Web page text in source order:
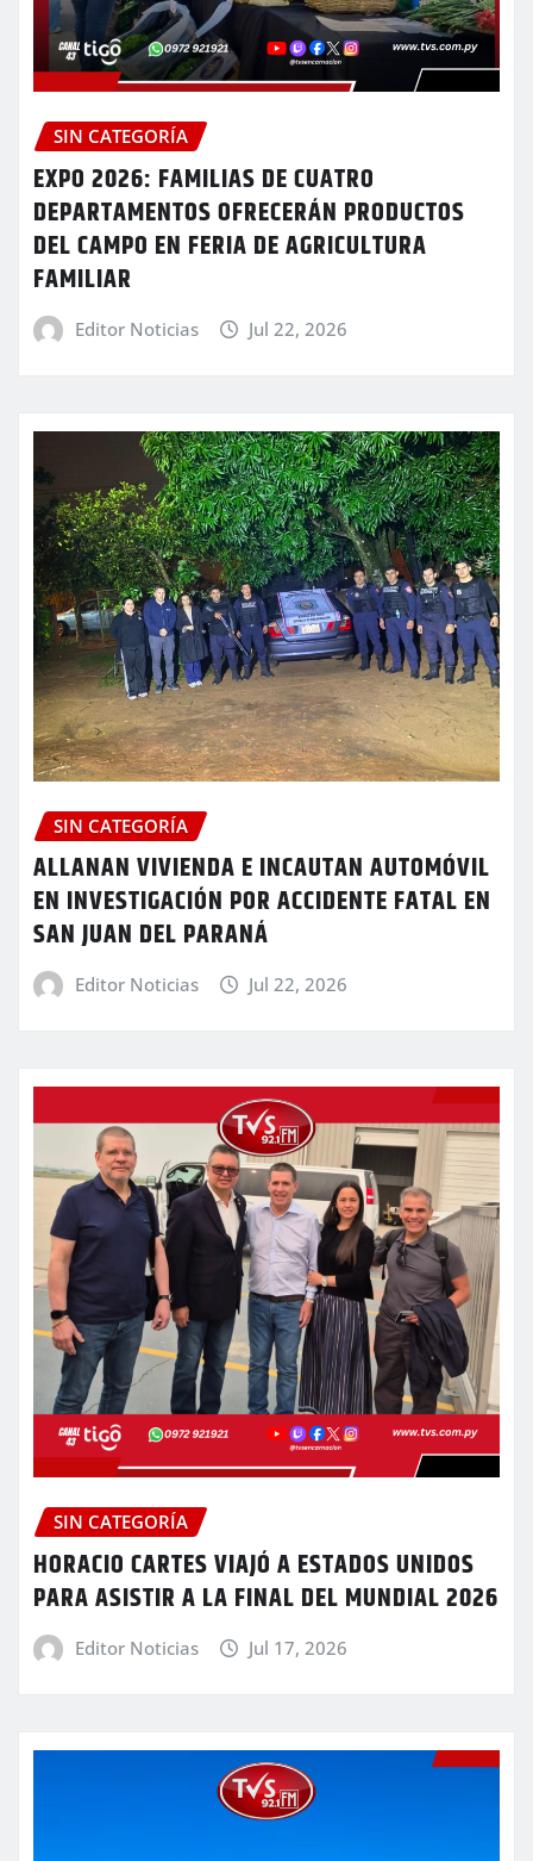
SIN CATEGORÍA
EXPO 2026: FAMILIAS DE CUATRO
DEPARTAMENTOS OFRECERÁN PRODUCTOS
DEL CAMPO EN FERIA DE AGRICULTURA
FAMILIAR
Editor Noticias Jul 22, 2026
SIN CATEGORÍA
ALLANAN VIVIENDA E INCAUTAN AUTOMÓVIL
EN INVESTIGACIÓN POR ACCIDENTE FATAL EN
SAN JUAN DEL PARANÁ
Editor Noticias Jul 22, 2026
SIN CATEGORÍA
HORACIO CARTES VIAJÓ A ESTADOS UNIDOS
PARA ASISTIR A LA FINAL DEL MUNDIAL 2026
Editor Noticias Jul 17, 2026